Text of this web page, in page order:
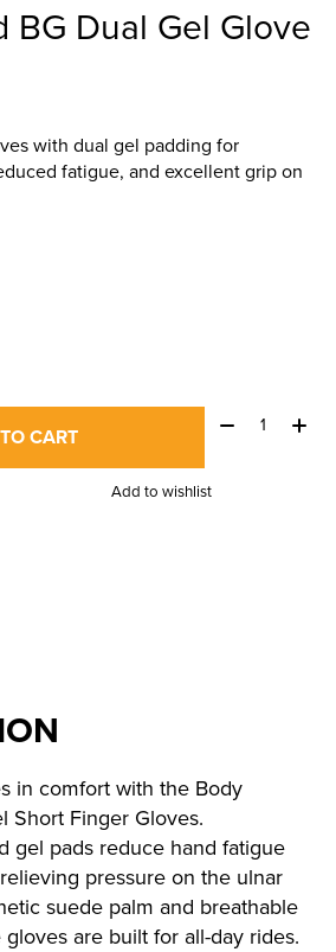
BG Dual Gel Glove
with dual gel padding for
fatigue, and excellent grip on
CART
Quantity:
Add to wishlist
in comfort with the Body
Short Finger Gloves.
gel pads reduce hand fatigue
pressure on the ulnar
suede palm and breathable
are built for all-day rides.